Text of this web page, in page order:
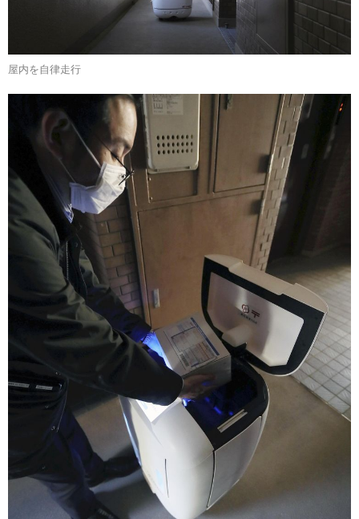
屋内を自律走行